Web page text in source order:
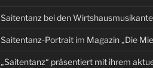
Saitentanz bei den
Saitentanz-Portrait im Magazin „Die
„Saitentanz“ präsentiert mit ihrem